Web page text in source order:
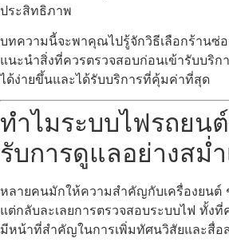
ประสิทธิภาพ
บทความนี้จะพาคุณไปรู้จักวิธีเลือกร้านซ่
แนะนำสิ่งที่ควรตรวจสอบก่อนเข้ารับบริ
ได้ง่ายขึ้นและได้รับบริการที่คุ้มค่าที่สุด
ทำไมระบบไฟรถยน
รับการดูแลอย่างสม่
หลายคนมักให้ความสำคัญกับเครื่องยนต์
แต่กลับละเลยการตรวจสอบระบบไฟ ทั้ง
มีหน้าที่สำคัญในการเพิ่มทัศนวิสัยและสื่